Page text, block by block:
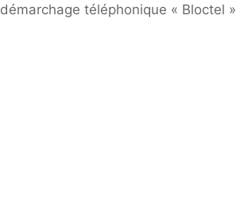
démarchage téléphonique « Bloctel »